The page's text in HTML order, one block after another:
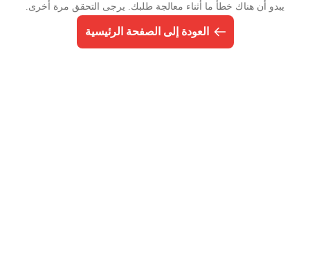
يبدو أن هناك خطأ ما أثناء معالجة طلبك. يرجى التحقق مرة أخرى.
العودة إلى الصفحة الرئيسية